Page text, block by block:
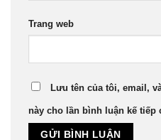
Trang web
Lưu tên của tôi, email,
này cho lần bình luận kế tiếp